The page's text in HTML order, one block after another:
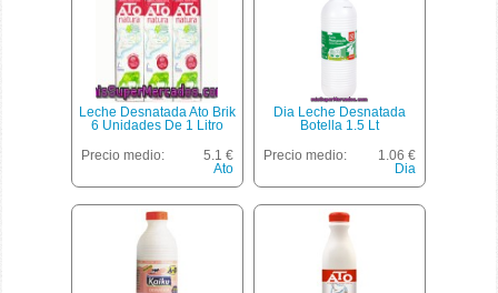
Leche Desnatada Ato Brik
6 Unidades De 1 Litro
Precio medio:
5.1 €
Ato
Dia Leche Desnatada
Botella 1.5 Lt
Precio medio:
1.06 €
Dia